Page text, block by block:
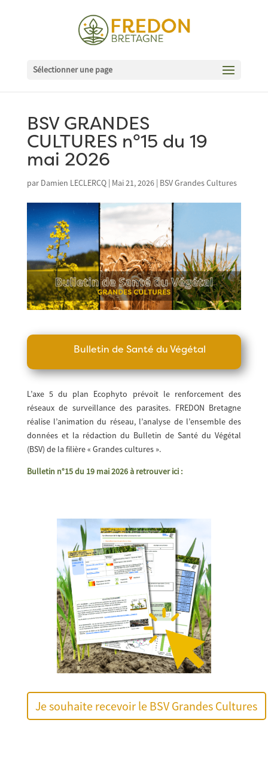
Sélectionner une page
BSV GRANDES
CULTURES n°15 du 19
mai 2026
par Damien LECLERCQ| Mai 21, 2026| BSV Grandes Cultures
Bulletin de Santé du Végétal
L’axe 5 du plan Ecophyto prévoit le renforcement des
réseaux de surveillance des parasites. FREDON Bretagne
réalise l’animation du réseau, l’analyse de l’ensemble des
données et la rédaction du Bulletin de Santé du Végétal
(BSV) de la filière « Grandes cultures ».
Bulletin n°15 du 19 mai 2026 à retrouver ici :
Je souhaite recevoir le BSV Grandes Cultures